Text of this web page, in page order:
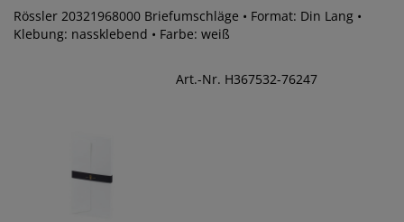
Rössler 20321968000 Briefumschläge • Format: Din Lang •
Klebung: nassklebend • Farbe: weiß
Art.-Nr. H367532-76247